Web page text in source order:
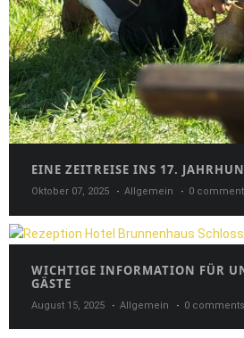
EINE ZEITREISE INS 17.
Oktober 07, 2025 Allgemein 0
WICHTIGE INFORMATION FÜR
GÄSTE
August 15, 2025 Allgemein 0 comments